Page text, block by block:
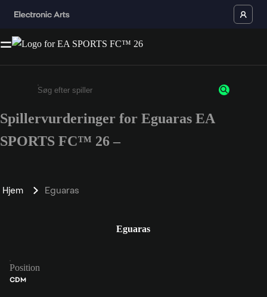
Enter a minimum of 3 characters or numbers
Spillervurderinger for Eguaras EA
SPORTS FC™ 26 –
Hjem Eguaras
Eguaras
Position
CDM